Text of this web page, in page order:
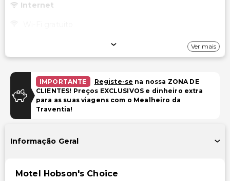
Internet
Estacionamento gratuito
Estacionamento prolongado gratuito
Estacionamento gratuito para RV, autocarro, camião
Ver mais
IMPORTANTE Registe-se na nossa ZONA DE
CLIENTES! Preços EXCLUSIVOS e dinheiro extra
para as suas viagens com o Mealheiro da
Traventia!
Informação Geral
Motel Hobson's Choice